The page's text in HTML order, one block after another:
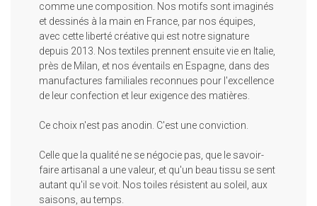
comme une composition. Nos motifs sont imaginés
et dessinés à la main en France, par nos équipes,
avec cette liberté créative qui est notre signature
depuis 2013. Nos textiles prennent ensuite vie en Italie,
près de Milan, et nos éventails en Espagne, dans des
manufactures familiales reconnues pour l'excellence
de leur confection et leur exigence des matières.
Ce choix n'est pas anodin. C'est une conviction.
Celle que la qualité ne se négocie pas, que le savoir-
faire artisanal a une valeur, et qu'un beau tissu se sent
autant qu'il se voit. Nos toiles résistent au soleil, aux
saisons, au temps.